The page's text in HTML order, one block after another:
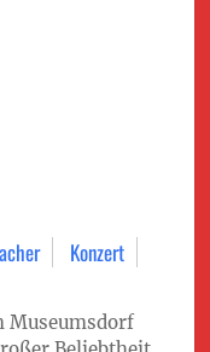
Konzert
Museumsdorf